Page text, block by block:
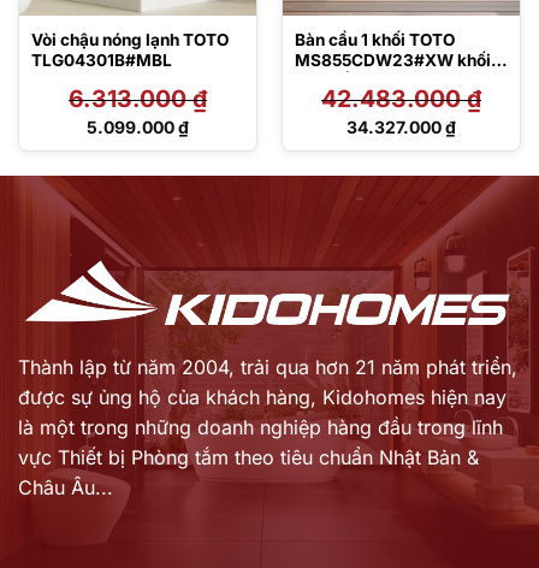
Vòi chậu nóng lạnh TOTO
TLG04301B#MBL
6.313.000₫
Giá
5.099.000₫
Giá
Bàn cầu 1 khối TOTO
MS855CDW23#XW khối
TCF47360GAA
42.483.000₫
Giá
42.483.000 ₫.
34.327.000₫
Giá
34.327.000 ₫.
Thành lập từ năm 2004, trải qua hơn 21 năm phát triển,
được sự ủng hộ của khách hàng, Kidohomes hiện nay
là một trong những doanh nghiệp hàng đầu trong lĩnh
vực Thiết bị Phòng tắm theo tiêu chuẩn Nhật Bản &
Châu Âu...